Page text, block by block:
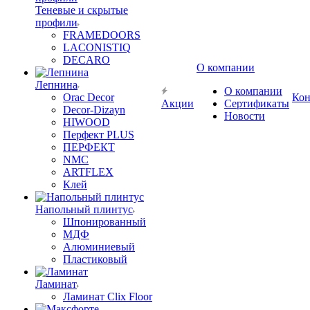
Теневые и скрытые
профили
FRAMEDOORS
LACONISTIQ
DECARO
Лепнина
Orac Decor
Decor-Dizayn
HIWOOD
Перфект PLUS
ПЕРФЕКТ
NMC
ARTFLEX
Клей
Напольный плинтус
Шпонированный
МДФ
Алюминиевый
Пластиковый
Ламинат
Ламинат Clix Floor
Акции
О компании
О компании
Сертификаты
Новости